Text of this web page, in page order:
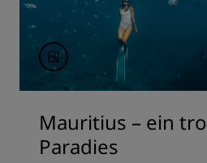
Mauritius – ein
Paradies